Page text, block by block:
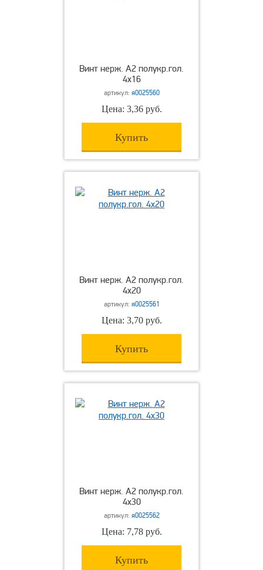
Винт нерж. А2 полукр.гол.
4х16
артикул: я0025560
Цена: 3,36 руб.
Купить
Винт нерж. А2 полукр.гол.
4х20
артикул: я0025561
Цена: 3,70 руб.
Купить
Винт нерж. А2 полукр.гол.
4х30
артикул: я0025562
Цена: 7,78 руб.
Купить